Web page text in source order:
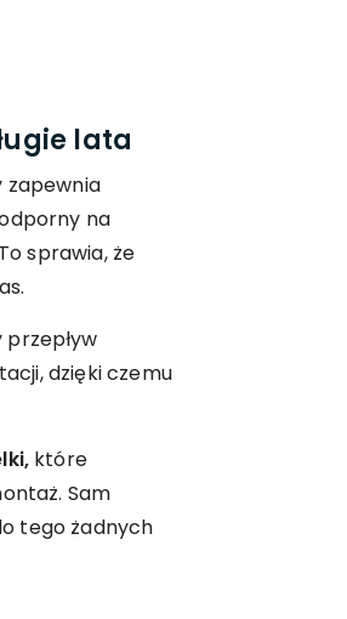
lata
zapewnia
na
sprawia, że
dzięki czemu
które
Sam
tego żadnych